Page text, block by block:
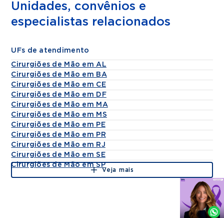
Unidades, convênios e
especialistas relacionados
UFs de atendimento
Cirurgiões de Mão em AL
Cirurgiões de Mão em BA
Cirurgiões de Mão em CE
Cirurgiões de Mão em DF
Cirurgiões de Mão em MA
Cirurgiões de Mão em MS
Cirurgiões de Mão em PE
Cirurgiões de Mão em PR
Cirurgiões de Mão em RJ
Cirurgiões de Mão em SE
Cirurgiões de Mão em SP
Veja mais
Agende
Whatsapp